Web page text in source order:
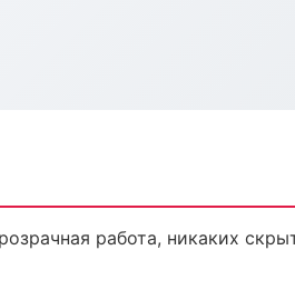
работа, никаких